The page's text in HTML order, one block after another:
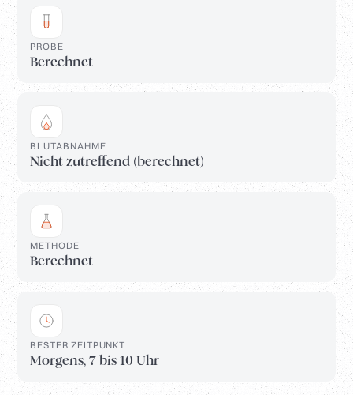
PROBE
Berechnet
BLUTABNAHME
Nicht zutreffend (berechnet)
METHODE
Berechnet
BESTER ZEITPUNKT
Morgens, 7 bis 10 Uhr